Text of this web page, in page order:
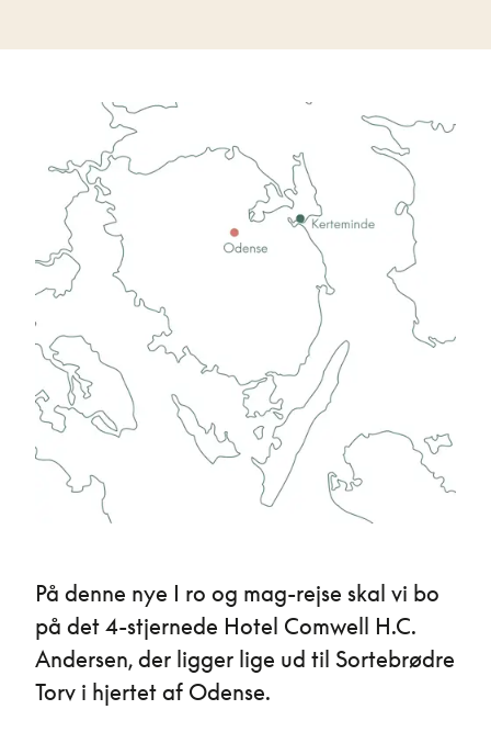
På denne nye I ro og mag-rejse skal vi bo
på det 4-stjernede Hotel Comwell H.C.
Andersen, der ligger lige ud til Sortebrødre
Torv i hjertet af Odense.